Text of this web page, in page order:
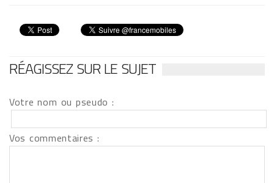
RÉAGISSEZ SUR LE SUJET
Votre nom ou pseudo :
Vos commentaires :